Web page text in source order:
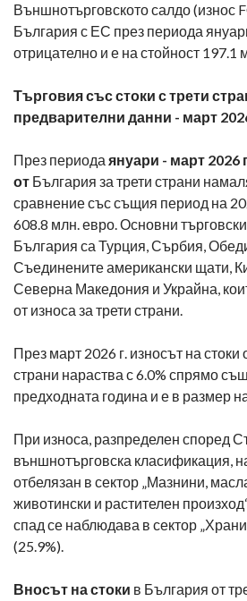
Външнотърговското салдо (износ
България с ЕС през периода
отрицателно и е на стойност 197.1
Търговия със стоки с трети
предварителни данни - март
През периода януари - март 2026
от България за трети страни
сравнение със същия период на
608.8 млн. евро. Основни
България са Турция, Сърбия,
Съединените американски щати,
Северна Македония и Украйна,
от износа за трети страни.
През март 2026 г. износът на стоки
страни нараства с 6.0% спрямо
предходната година и е в размер
При износа, разпределен според
външнотърговска класификация,
отбелязан в сектор „Мазнини,
животински и растителен
спад се наблюдава в сектор
(25.9%).
Вносът на стоки в България от